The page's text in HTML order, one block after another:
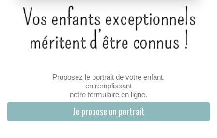
Proposez le portrait de votre enfant,
en remplissant
notre formulaire en ligne.
Je propose un portrait